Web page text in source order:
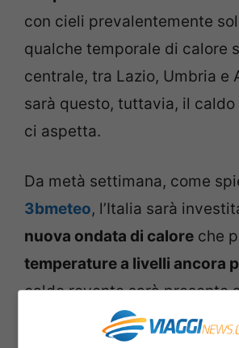
con cieli prevalentemente
qualche temporale di calore
centrale, tra Lazio, Umbria e
sarà questo, tuttavia, il caldo
ci aspetta.
Da metà settimana, come
3bmeteo, l’Italia sarà
nuova ondata di calore che
temperature a livelli ancora
caldo rovente sarà presente
giovedì 21 luglioe continuerà